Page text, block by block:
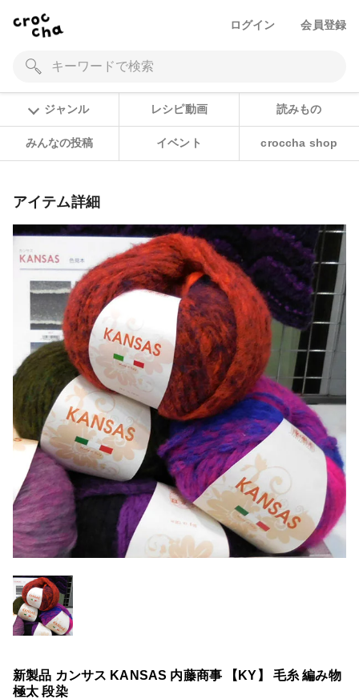
ログイン 会員登録
ジャンル レシピ動画 読みもの
みんなの投稿 イベント croccha shop
アイテム詳細
新製品 カンサス KANSAS 内藤商事 【KY】 毛糸 編み物
極太 段染